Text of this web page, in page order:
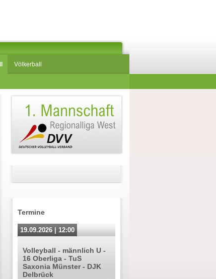
Völkerball
Termine
19.09.2026 | 12:00
Volleyball - männlich U -
16 Oberliga - TuS
Saxonia Münster - DJK
Delbrück